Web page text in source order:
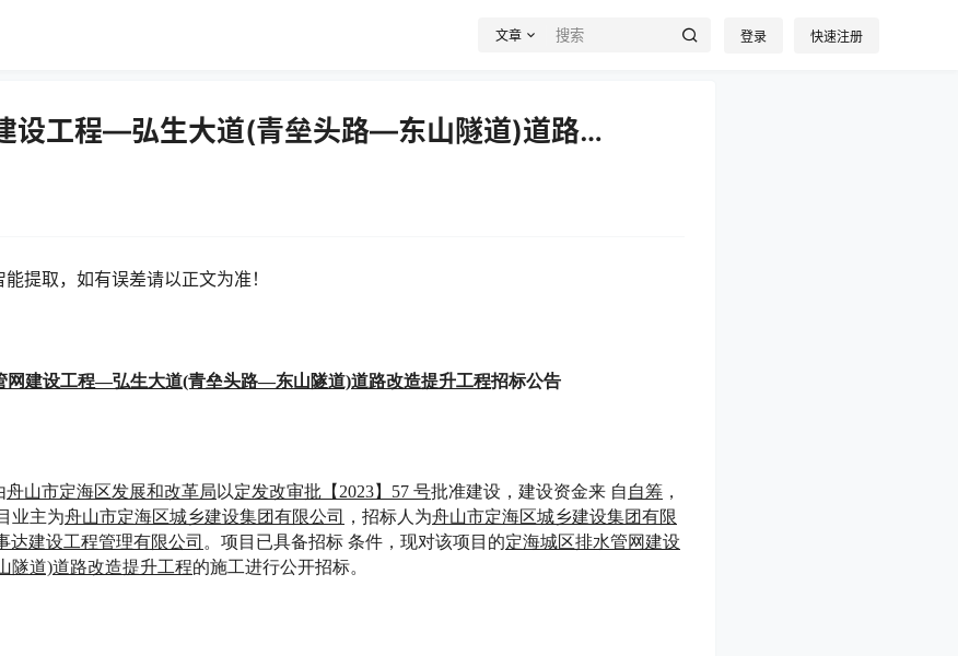
文章 登录 快速注册
设工程—弘生大道(青垒头路—东山隧道)道路…
提取，如有误差请以正文为准！
网建设工程—弘生大道(青垒头路—东山隧道)道路改造提升工程招标公告
舟山市定海区发展和改革局 以定发改审批 【 2023】 57 号批准建设，建设资金来 自 自筹 ，
业主为舟山市定海区城乡建设集团有限公司 ，招标人为舟山市定海区城乡建设集团有限
达建设工程管理有限公司 。项目已具备招标 条件，现对该项目的定海城区排水管网建设
道)道路改造提升工程的施工进行公开招标。